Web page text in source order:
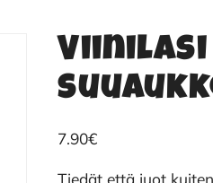
7.90€
Tiedät että juot